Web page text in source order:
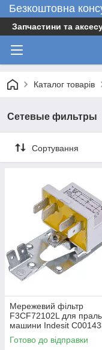
Безкоштовна
Запчастини та
Каталог товарів
Сетевые фильтры
Сортування
Мережевий фільтр
F3CF72102L для
машини Indesit
Готово до відправки